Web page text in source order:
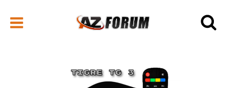
para